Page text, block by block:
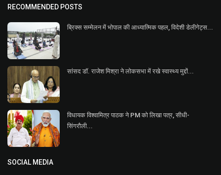
RECOMMENDED POSTS
ब्रिक्स सम्मेलन में भोपाल की आध्यात्मिक पहल, विदेशी डेलीगेट्स...
सांसद डॉ. राजेश मिश्रा ने लोकसभा में रखे स्वास्थ्य मुद्दों...
विधायक विश्वामित्र पाठक ने PM को लिखा पत्र, सीधी-
सिंगरौली...
SOCIAL MEDIA